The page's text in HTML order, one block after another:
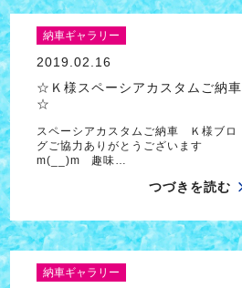
納車ギャラリー
2019.02.16
☆Ｋ様スペーシアカスタムご納車
☆
スペーシアカスタムご納車 Ｋ様ブロ
グご協力ありがとうございます
m(__)m 趣味…
つづきを読む
納車ギャラリー